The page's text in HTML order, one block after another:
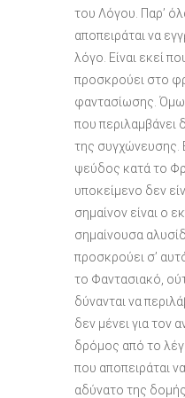
του Λόγου. Παρ’
αποπειράται να
λόγο. Είναι εκεί
προσκρούει στο
φαντασίωσης.
που περιλαμβάνει
της συγχώνευσης.
ψεύδος κατά το
υποκείμενο δεν
σημαίνον είναι ο
σημαίνουσα
προσκρούει σ’
το Φαντασιακό,
δύνανται να
δεν μένει για τον
δρόμος από το
που αποπειράται
αδύνατο της